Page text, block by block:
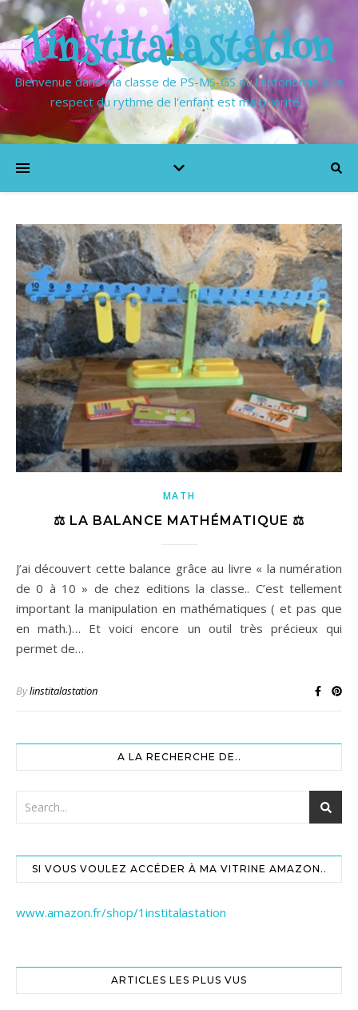
1institalastation
Bienvenue dans ma classe de PS-MS-GS où l'autonomie & le
respect du rythme de l'enfant est ma priorité…
MATH
⚖️ LA BALANCE MATHÉMATIQUE ⚖️
J’ai découvert cette balance grâce au livre « la numération
de 0 à 10 » de chez editions la classe.. C’est tellement
important la manipulation en mathématiques ( et pas que
en math.)… Et voici encore un outil très précieux qui
permet de…
Bylinstitalastation
A LA RECHERCHE DE..
SI VOUS VOULEZ ACCÉDER À MA VITRINE AMAZON..
www.amazon.fr/shop/1institalastation
ARTICLES LES PLUS VUS